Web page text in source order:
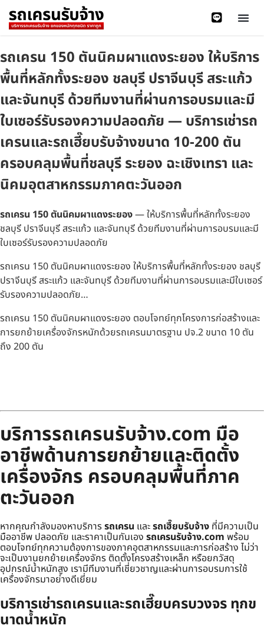
รถเครน 150 ตันนิคมผาแดงระยอง ให้บริการ
พื้นที่หลักทั้งระยอง ชลบุรี ปราจีนบุรี สระแก้ว
และจันทบุรี ด้วยทีมงานที่ผ่านการอบรมและมี
ใบเซอร์รับรองความปลอดภัย — บริการเช่ารถ
เครนและรถเฮี๊ยบรับจ้างขนาด 10-200 ตัน
ครอบคลุมพื้นที่ชลบุรี ระยอง ฉะเชิงเทรา และ
นิคมอุตสาหกรรมภาคตะวันออก
รถเครน 150 ตันนิคมผาแดงระยอง— ให้บริการพื้นที่หลักทั้งระยอง
ชลบุรี ปราจีนบุรี สระแก้ว และจันทบุรี ด้วยทีมงานที่ผ่านการอบรมและมี
ใบเซอร์รับรองความปลอดภัย
รถเครน 150 ตันนิคมผาแดงระยอง ให้บริการพื้นที่หลักทั้งระยอง ชลบุรี
ปราจีนบุรี สระแก้ว และจันทบุรี ด้วยทีมงานที่ผ่านการอบรมและมีใบเซอร์
รับรองความปลอดภัย…
รถเครน 150 ตันนิคมผาแดงระยอง ตอบโจทย์ทุกโครงการก่อสร้างและ
การยกย้ายเครื่องจักรหนักด้วยรถเครนมาตรฐาน ปจ.2 ขนาด 10 ตัน
ถึง 200 ตัน
บริการรถเครนรับจ้าง.com มือ
อาชีพด้านการยกย้ายและติดตั้ง
เครื่องจักร ครอบคลุมพื้นที่ภาค
ตะวันออก
หากคุณกำลังมองหาบริการรถเครน และรถเฮี๊ยบรับจ้าง ที่มีความเป็น
มืออาชีพ ปลอดภัย และราคาเป็นกันเอง รถเครนรับจ้าง.com พร้อม
ตอบโจทย์ทุกความต้องการของภาคอุตสาหกรรมและการก่อสร้าง ไม่ว่า
จะเป็นงานยกย้ายเครื่องจักร ติดตั้งโครงสร้างเหล็ก หรือยกวัสดุ
อุปกรณ์น้ำหนักสูง เรามีทีมงานที่เชี่ยวชาญและผ่านการอบรมการใช้
เครื่องจักรมาอย่างดีเยี่ยม
บริการเช่ารถเครนและรถเฮี๊ยบครบวงจร ทุกข
นาดน้ำหนัก